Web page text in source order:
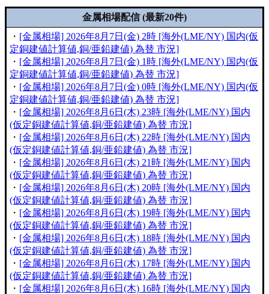
金属相場配信 (最新20件)
・ [金属相場] 2026年8月7日(金) 2時 [海外(LME/NY) 国内(仮
定銅建値計算値,銅/亜鉛建値) 為替 市況]
・ [金属相場] 2026年8月7日(金) 1時 [海外(LME/NY) 国内(仮
定銅建値計算値,銅/亜鉛建値) 為替 市況]
・ [金属相場] 2026年8月7日(金) 0時 [海外(LME/NY) 国内(仮
定銅建値計算値,銅/亜鉛建値) 為替 市況]
・ [金属相場] 2026年8月6日(木) 23時 [海外(LME/NY) 国内
(仮定銅建値計算値,銅/亜鉛建値) 為替 市況]
・ [金属相場] 2026年8月6日(木) 22時 [海外(LME/NY) 国内
(仮定銅建値計算値,銅/亜鉛建値) 為替 市況]
・ [金属相場] 2026年8月6日(木) 21時 [海外(LME/NY) 国内
(仮定銅建値計算値,銅/亜鉛建値) 為替 市況]
・ [金属相場] 2026年8月6日(木) 20時 [海外(LME/NY) 国内
(仮定銅建値計算値,銅/亜鉛建値) 為替 市況]
・ [金属相場] 2026年8月6日(木) 19時 [海外(LME/NY) 国内
(仮定銅建値計算値,銅/亜鉛建値) 為替 市況]
・ [金属相場] 2026年8月6日(木) 18時 [海外(LME/NY) 国内
(仮定銅建値計算値,銅/亜鉛建値) 為替 市況]
・ [金属相場] 2026年8月6日(木) 17時 [海外(LME/NY) 国内
(仮定銅建値計算値,銅/亜鉛建値) 為替 市況]
・ [金属相場] 2026年8月6日(木) 16時 [海外(LME/NY) 国内